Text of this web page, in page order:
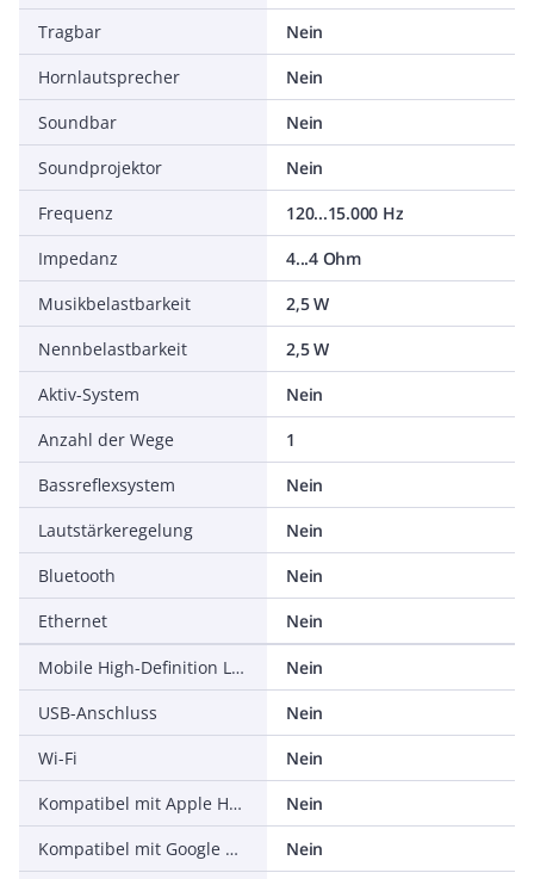
Tragbar
Nein
Hornlautsprecher
Nein
Soundbar
Nein
Soundprojektor
Nein
Frequenz
120...15.000 Hz
Impedanz
4...4 Ohm
Musikbelastbarkeit
2,5 W
Nennbelastbarkeit
2,5 W
Aktiv-System
Nein
Anzahl der Wege
1
Bassreflexsystem
Nein
Lautstärkeregelung
Nein
Bluetooth
Nein
Ethernet
Nein
Mobile High-Definition Link (MHL)
Nein
USB-Anschluss
Nein
Wi-Fi
Nein
Kompatibel mit Apple HomeKit
Nein
Kompatibel mit Google Assistant
Nein